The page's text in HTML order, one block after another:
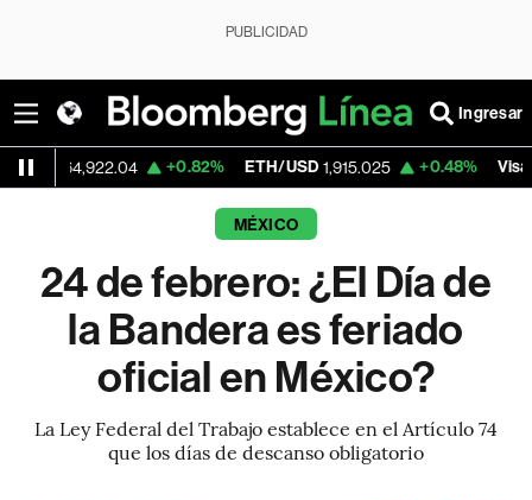
PUBLICIDAD
Ingresar
+0.82% ETH/USD 1,915.025 +0.48% Visa 362.50
MÉXICO
24 de febrero: ¿El Día de
la Bandera es feriado
oficial en México?
La Ley Federal del Trabajo establece en el Artículo 74
que los días de descanso obligatorio